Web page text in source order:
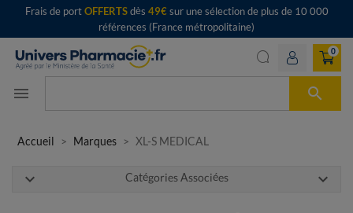
Frais de portOFFERTSdès 49€sur une sélection de plus de 10 000
références (France métropolitaine)
menu 
0
Accueil Marques XL-S MEDICAL
expand_more Catégories Associées expand_more